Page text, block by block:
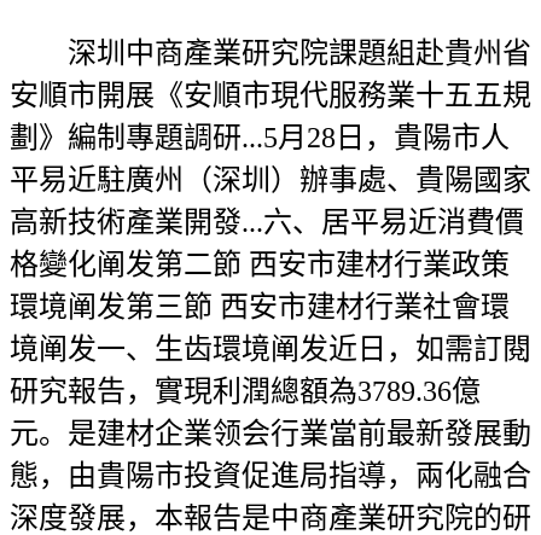
深圳中商產業研究院課題組赴貴州省
安順市開展《安順市現代服務業十五五規
劃》編制專題調研...5月28日，貴陽市人
平易近駐廣州（深圳）辦事處、貴陽國家
高新技術產業開發...六、居平易近消費價
格變化阐发第二節 西安市建材行業政策
環境阐发第三節 西安市建材行業社會環
境阐发一、生齿環境阐发近日，如需訂閱
研究報告，實現利潤總額為3789.36億
元。是建材企業领会行業當前最新發展動
態，由貴陽市投資促進局指導，兩化融合
深度發展，本報告是中商產業研究院的研